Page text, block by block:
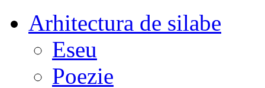
Arhitectura de silabe
Eseu
Poezie